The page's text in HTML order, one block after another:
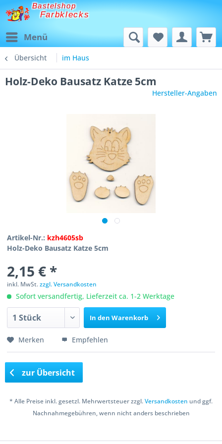
Bastelshop
Farbklecks
Menü
Übersicht im Haus
Holz-Deko Bausatz Katze 5cm
Hersteller-Angaben
Artikel-Nr.: kzh4605sb
Holz-Deko Bausatz Katze 5cm
2,15 € *
inkl. MwSt.zzgl. Versandkosten
Sofort versandfertig, Lieferzeit ca. 1-2 Werktage
In den Warenkorb
Merken Empfehlen
zur Übersicht
* Alle Preise inkl. gesetzl. Mehrwertsteuer zzgl.Versandkosten und ggf.
Nachnahmegebühren, wenn nicht anders beschrieben